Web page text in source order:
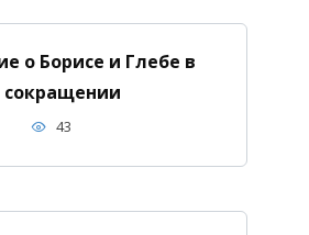
о Борисе и Глебе в
сокращении
43